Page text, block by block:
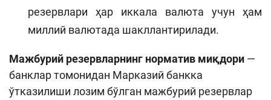
резервлари ҳар иккала валюта учун ҳам
миллий валютада шакллантирилади.
Мажбурий резервларнинг норматив миқдори —
банклар томонидан Марказий банкка
ўтказилиши лозим бўлган мажбурий резервлар